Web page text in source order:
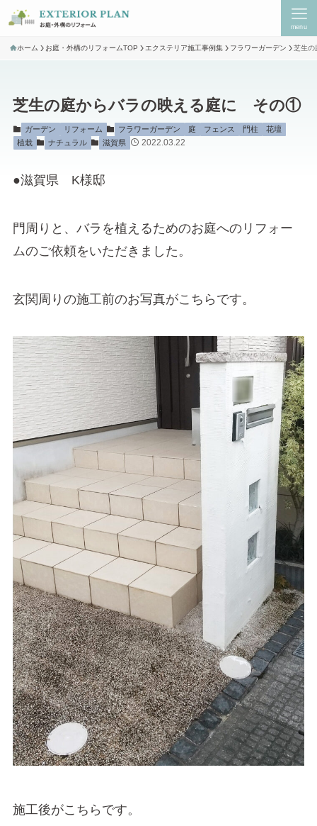
menu
ホーム お庭・外構のリフォームTOP エクステリア施工事例集 フラワーガーデン 芝生
芝生の庭からバラの映える庭に その①
ガーデン リフォーム フラワーガーデン 庭 フェンス 門柱
花壇
植栽
ナチュラル 滋賀県 2022.03.22
●滋賀県 K様邸
門周りと、バラを植えるためのお庭へのリフォー
ムのご依頼をいただきました。
玄関周りの施工前のお写真がこちらです。
施工後がこちらです。